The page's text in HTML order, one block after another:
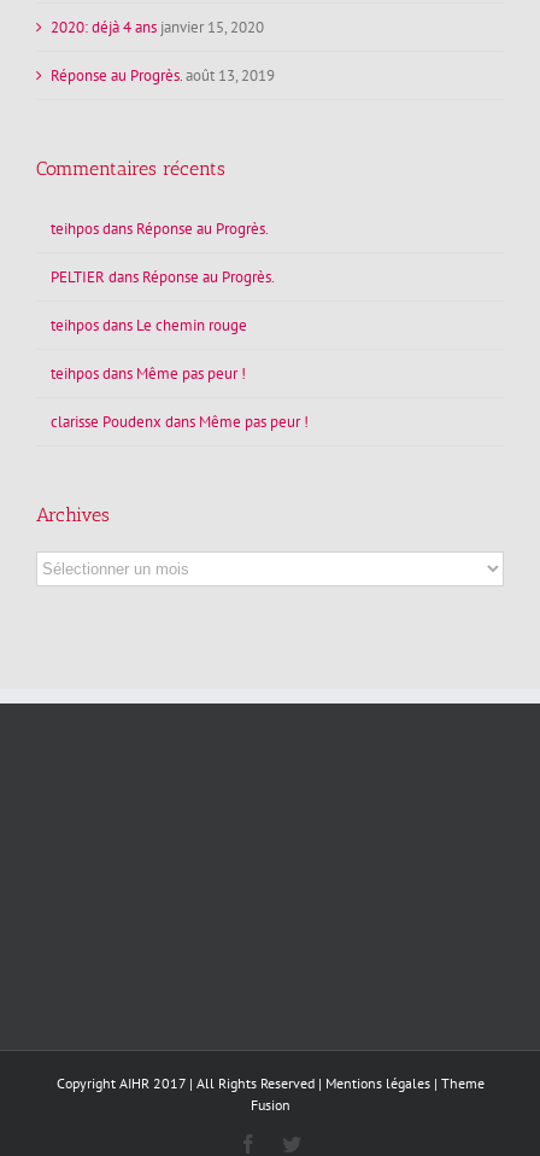
2020: déjà 4 ans janvier 15, 2020
Réponse au Progrès.août 13, 2019
Commentaires récents
teihposdans Réponse au Progrès.
PELTIER dans Réponse au Progrès.
teihposdans Le chemin rouge
teihposdans Même pas peur !
clarisse Poudenx dans Même pas peur !
Archives
Archives
Copyright AIHR 2017 | All Rights Reserved | Mentions légales| Theme
Fusion
Facebook